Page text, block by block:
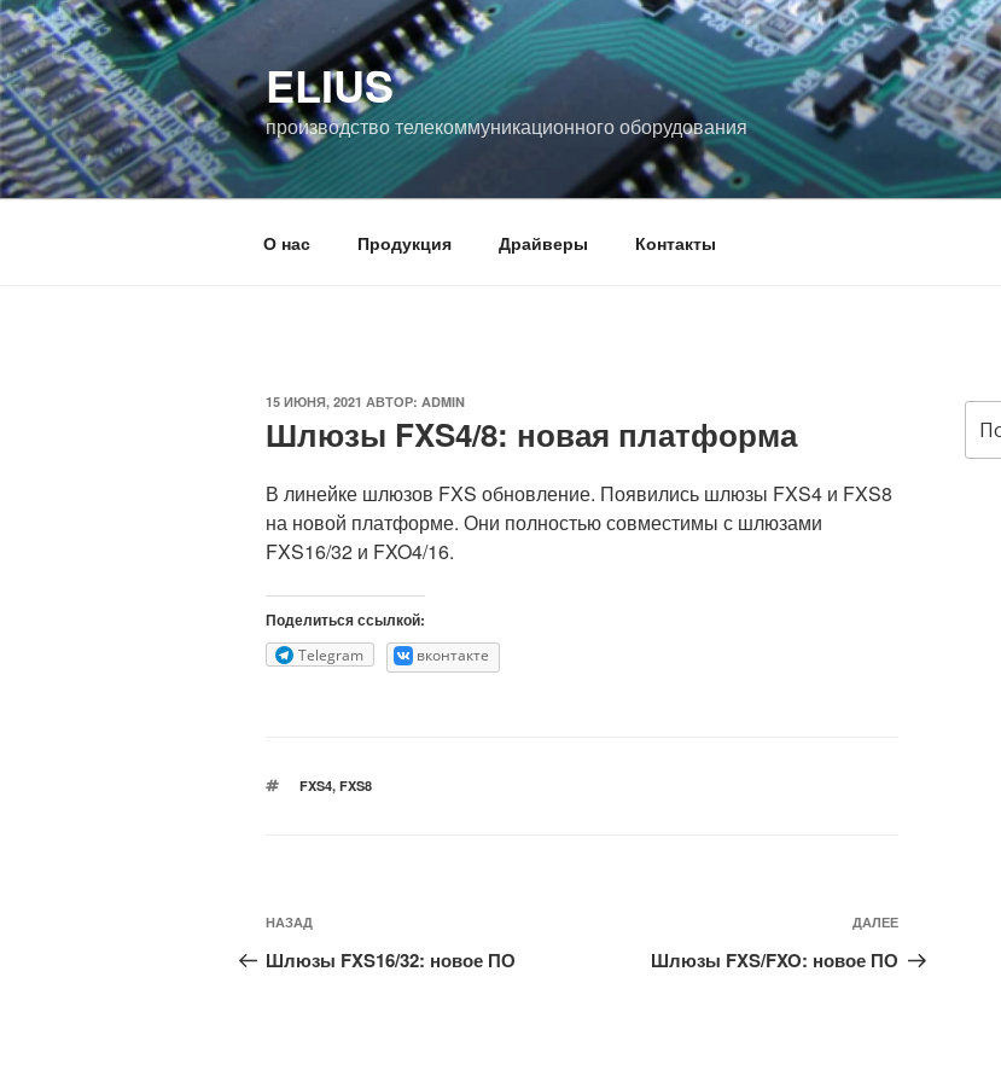
Перейти
к
содержимому
ELIUS
производство телекоммуникационного оборудования
О нас Продукция Драйверы Контакты
ОПУБЛИКОВАНО
15 ИЮНЯ, 2021 АВТОР: ADMIN
Шлюзы FXS4/8: новая платформа
В линейке шлюзов FXS обновление. Появились шлюзы FXS4 и FXS8
на новой платформе. Они полностью совместимы с шлюзами
FXS16/32 и FXO4/16.
Поделиться ссылкой:
Telegram вконтакте
МЕТКИ
FXS4, FXS8
Навигация
по
Предыдущая
запись:
НАЗАД
Шлюзы FXS16/32: новое ПО
Следующая
запись
ДАЛЕЕ
Шлюзы FXS/FXO: новое ПО